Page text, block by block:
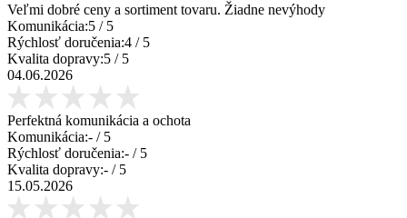
Veľmi dobré ceny a sortiment tovaru. Žiadne nevýhody
Komunikácia:5 / 5
Rýchlosť doručenia:4 / 5
Kvalita dopravy:5 / 5
04.06.2026
Perfektná komunikácia a ochota
Komunikácia:- / 5
Rýchlosť doručenia:- / 5
Kvalita dopravy:- / 5
15.05.2026